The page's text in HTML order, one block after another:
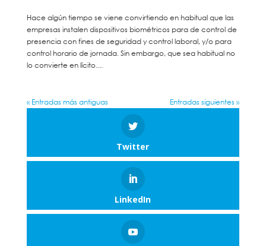
Hace algún tiempo se viene convirtiendo en habitual que las
empresas instalen dispositivos biométricos para de control de
presencia con fines de seguridad y control laboral, y/o para
control horario de jornada. Sin embargo, que sea habitual no
lo convierte en lícito....
« Entradas más antiguas Entradas siguientes »
Twitter
LinkedIn